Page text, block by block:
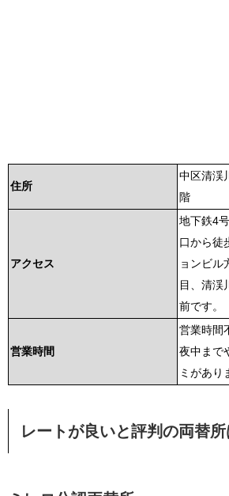
住所
中区清渓
階
アクセス
地下鉄4
口から徒
ョンビル
目、清渓
前です。
営業時間
営業時間
夜中まで
ミがあり
レートが良いと評判の両替所